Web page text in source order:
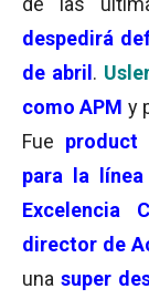
despedirá
de abril.
como APM y
Fue product
para la línea
Excelencia
director de
unasuper